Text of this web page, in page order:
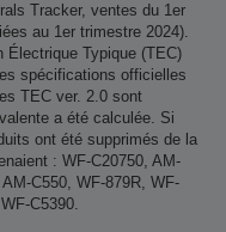
Tracker, ventes du 1er
au 1er trimestre 2024).
Électrique Typique (TEC)
spécifications officielles
TEC ver. 2.0 sont
a été calculée. Si
ont été supprimés de la
: WF-C20750, AM-
C550, WF-879R, WF-
C5390.